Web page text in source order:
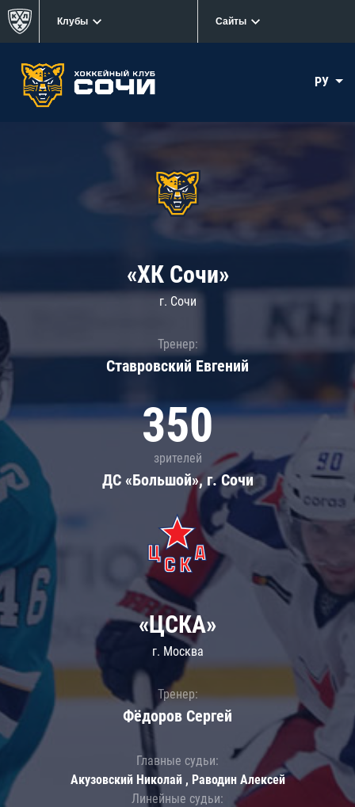
Клубы Сайты
РУ
«ХК Сочи»
г. Сочи
Тренер:
Ставровский Евгений
350
зрителей
ДС «Большой», г. Сочи
«ЦСКА»
г. Москва
Тренер:
Фёдоров Сергей
Главные судьи:
Акузовский Николай , Раводин Алексей
Линейные судьи: